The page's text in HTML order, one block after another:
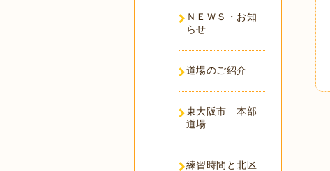
ＮＥＷＳ・お知
らせ
道場のご紹介
東大阪市 本部
道場
練習時間と北区